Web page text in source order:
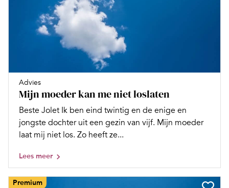
Advies
Mijn moeder kan me niet loslaten
Beste Jolet Ik ben eind twintig en de enige en
jongste dochter uit een gezin van vijf. Mijn moeder
laat mij niet los. Zo heeft ze...
Lees meer
Premium